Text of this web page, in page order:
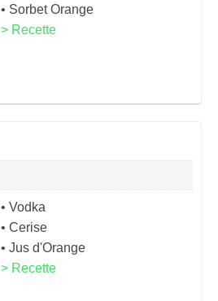
• Sorbet Orange
> Recette
• Vodka
• Cerise
• Jus d'Orange
> Recette